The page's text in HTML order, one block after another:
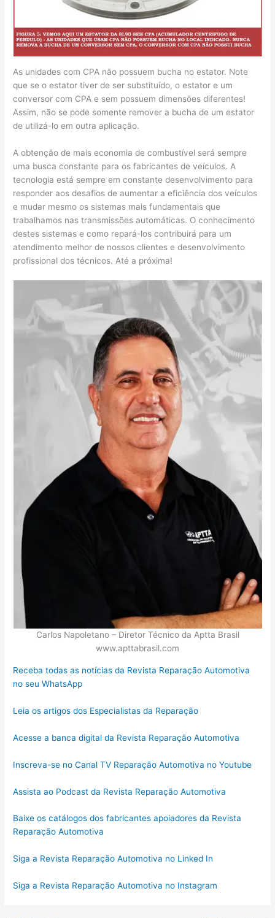
As unidades com CPA não possuem bucha no estator. Note
que se o estator tiver de ser substituído, o estator e um
conversor com CPA e sem possuem dimensões diferentes!
Assim, não se pode somente remover a bucha de um estator
de utilizá-lo em outra aplicação.
A obtenção de mais economia de combustível será sempre
uma busca constante para os fabricantes de veículos. A
tecnologia está sempre em constante desenvolvimento para
responder aos desafios de aumentar a eficiência dos veículos
e mudar mesmo os sistemas mais fundamentais que
trabalhamos nas transmissões automáticas. O conhecimento
destes sistemas e como repará-los contribuirá para um
atendimento melhor de nossos clientes e desenvolvimento
profissional dos técnicos. Até a próxima!
Carlos Napoletano – Diretor Técnico da Aptta Brasil
www.apttabrasil.com
Receba todas as notícias da Revista Reparação Automotiva
no seu WhatsApp
Leia os artigos dos Especialistas da Reparação
Acesse a banca digital da Revista Reparação Automotiva
Inscreva-se no Canal TV Reparação Automotiva no Youtube
Assista ao Podcast da Revista Reparação Automotiva
Baixe os catálogos dos fabricantes apoiadores da Revista
Reparação Automotiva
Siga a Revista Reparação Automotiva no Linked In
Siga a Revista Reparação Automotiva no Instagram